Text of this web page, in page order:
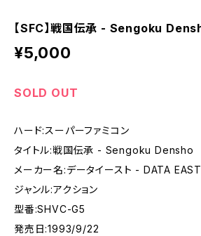
【SFC】戦国伝承 - Sengoku
¥5,000
SOLD OUT
ハード:スーパーファミコン
タイトル:戦国伝承 - Sengoku Densho
メーカー名:データイースト - DATA EAST
ジャンル:アクション
型番:SHVC-G5
発売日:1993/9/22